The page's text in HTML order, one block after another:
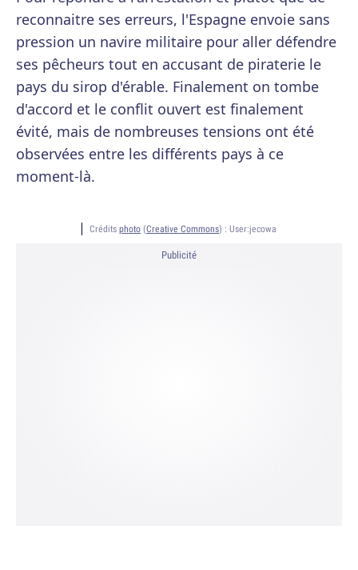
reconnaitre ses erreurs, l'Espagne envoie sans
pression un navire militaire pour aller défendre
ses pêcheurs tout en accusant de piraterie le
pays du sirop d'érable. Finalement on tombe
d'accord et le conflit ouvert est finalement
évité, mais de nombreuses tensions ont été
observées entre les différents pays à ce
moment-là.
Crédits photo (Creative Commons) : User:jecowa
Publicité